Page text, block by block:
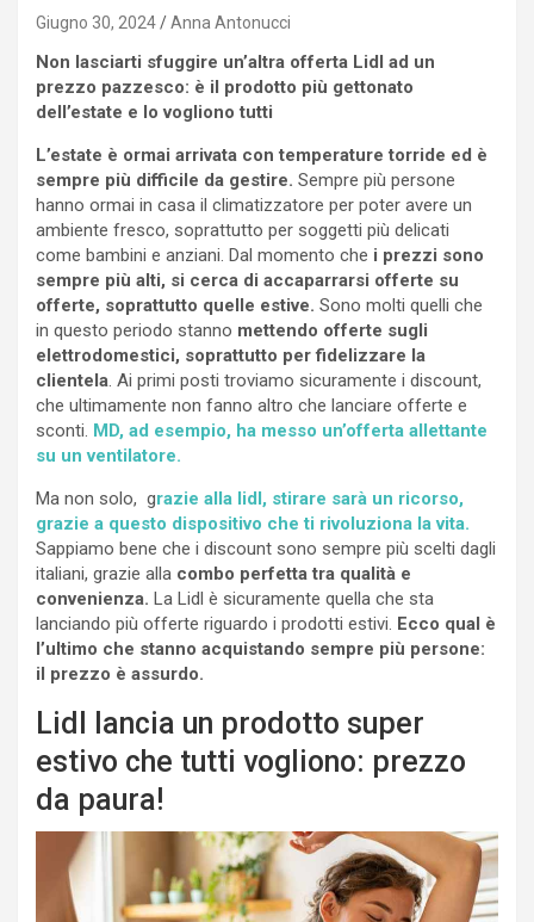
Giugno 30, 2024 Anna Antonucci
Non lasciarti sfuggire un’altra offerta Lidl ad un
prezzo pazzesco: è il prodotto più gettonato
dell’estate e lo vogliono tutti
L’estate è ormai arrivata con temperature torride ed è
sempre più difficile da gestire. Sempre più persone
hanno ormai in casa il climatizzatore per poter avere un
ambiente fresco, soprattutto per soggetti più delicati
come bambini e anziani. Dal momento che i prezzi sono
sempre più alti, si cerca di accaparrarsi offerte su
offerte, soprattutto quelle estive. Sono molti quelli che
in questo periodo stanno mettendo offerte sugli
elettrodomestici, soprattutto per fidelizzare la
clientela. Ai primi posti troviamo sicuramente i discount,
che ultimamente non fanno altro che lanciare offerte e
sconti. MD, ad esempio, ha messo un’offerta allettante
su un ventilatore.
Ma non solo, grazie alla lidl, stirare sarà un ricorso,
grazie a questo dispositivo che ti rivoluziona la vita.
Sappiamo bene che i discount sono sempre più scelti dagli
italiani, grazie alla combo perfetta tra qualità e
convenienza. La Lidl è sicuramente quella che sta
lanciando più offerte riguardo i prodotti estivi. Ecco qual è
l’ultimo che stanno acquistando sempre più persone:
il prezzo è assurdo.
Lidl lancia un prodotto super
estivo che tutti vogliono: prezzo
da paura!